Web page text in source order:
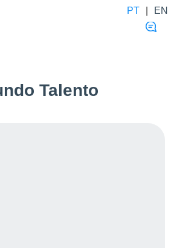
PT EN
Talento